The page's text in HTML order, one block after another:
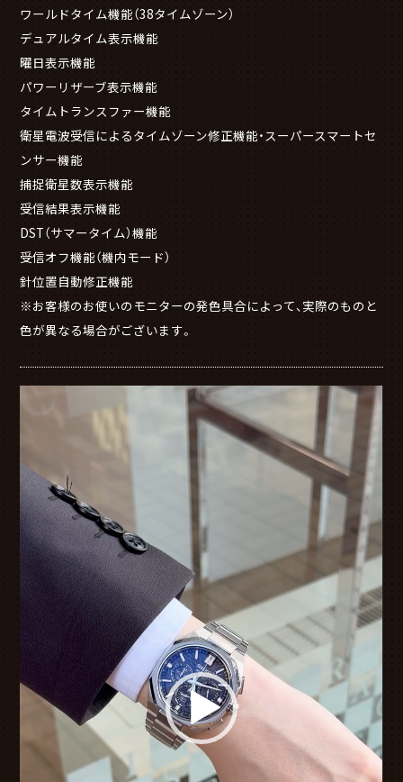
ワールドタイム機能（38タイムゾーン）
デュアルタイム表示機能
曜日表示機能
パワーリザーブ表示機能
タイムトランスファー機能
衛星電波受信によるタイムゾーン修正機能・スーパースマートセ
ンサー機能
捕捉衛星数表示機能
受信結果表示機能
DST（サマータイム）機能
受信オフ機能（機内モード）
針位置自動修正機能
※お客様のお使いのモニターの発色具合によって、実際のものと
色が異なる場合がございます。
レ
ー
ヤ
ー